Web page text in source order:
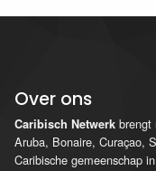
Over ons
Caribisch Netwerk brengt
Aruba, Bonaire, Curaçao,
Caribische gemeenschap